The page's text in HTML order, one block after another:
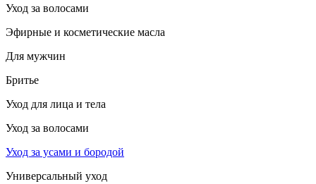
Уход за волосами
Эфирные и косметические масла
Для мужчин
Бритье
Уход для лица и тела
Уход за волосами
Уход за усами и бородой
Универсальный уход